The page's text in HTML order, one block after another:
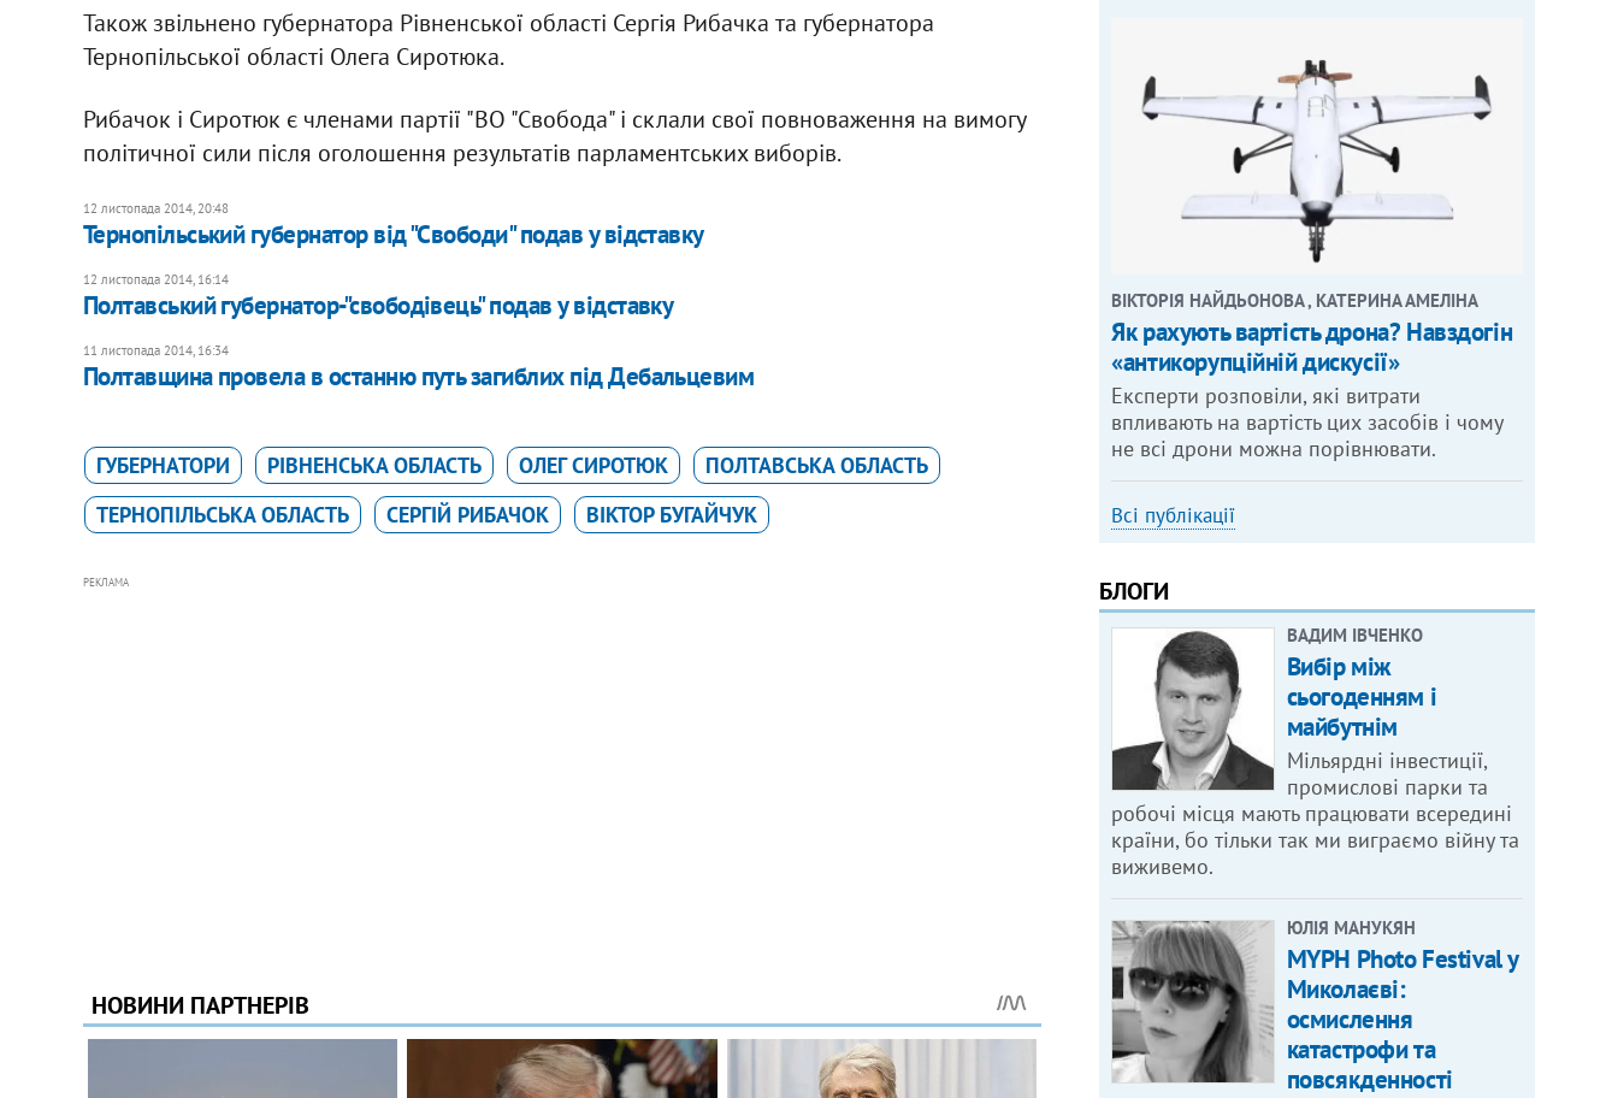
Також звільнено губернатора Рівненської області Сергія Рибачка та губернатора
Тернопільської області Олега Сиротюка.
Рибачок і Сиротюк є членами партії "ВО "Свобода" і склали свої повноваження на вимогу
політичної сили після оголошення результатів парламентських виборів.
12 листопада 2014, 20:48
Тернопільський губернатор від "Свободи" подав у відставку
12 листопада 2014, 16:14
Полтавський губернатор-"свободівець" подав у відставку
11 листопада 2014, 16:34
Полтавщина провела в останню путь загиблих під Дебальцевим
ГУБЕРНАТОРИ РІВНЕНСЬКА ОБЛАСТЬ ОЛЕГ СИРОТЮК
ПОЛТАВСЬКА ОБЛАСТЬ
ТЕРНОПІЛЬСЬКА ОБЛАСТЬ
СЕРГІЙ РИБАЧОК ВІКТОР БУГАЙЧУК
РЕКЛАМА
ВІКТОРІЯ НАЙДЬОНОВА , КАТЕРИНА АМЕЛІНА
Як рахують вартість дрона? Навздогін
«антикорупційній дискусії»
Експерти розповіли, які витрати
впливають на вартість цих засобів і чому
не всі дрони можна порівнювати.
Всі публікації
БЛОГИ
ВАДИМ ІВЧЕНКО
Вибір між
сьогоденням і
майбутнім
Мільярдні інвестиції,
промислові парки та
робочі місця мають працювати всередині
країни, бо тільки так ми виграємо війну та
виживемо.
ЮЛІЯ МАНУКЯН
MYPH Photo Festival у
Миколаєві:
осмислення
катастрофи та
повсякденності